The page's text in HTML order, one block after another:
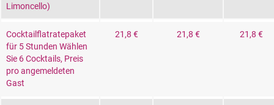
Limoncello)
Cocktailflatratepaket
für 5 Stunden Wählen
Sie 6 Cocktails, Preis
pro angemeldeten
Gast
21,8 € 21,8 € 21,8 €